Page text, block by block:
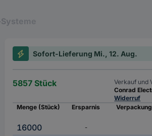
Sofort-Lieferung Mi., 12. Aug.
5857 Stück
Verkauf und
Conrad
Widerruf
Menge (Stück)
Ersparnis
16000 -